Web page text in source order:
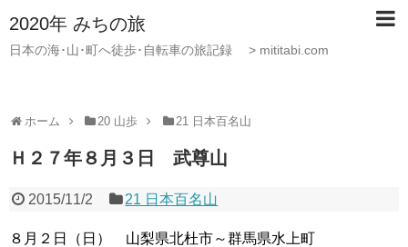
2020年 みちの旅
日本の海･山･町へ徒歩･自転車の旅記録 > mititabi.com
ホーム 20 山歩 21 日本百名山
Ｈ２７年８月３日 武尊山
2015/11/2 21 日本百名山
８月２日（日） 山梨県北杜市～群馬県水上町